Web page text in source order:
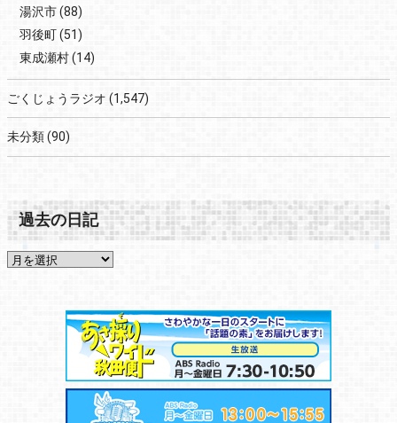
湯沢市(88)
羽後町(51)
東成瀬村(14)
ごくじょうラジオ (1,547)
未分類(90)
過去の日記